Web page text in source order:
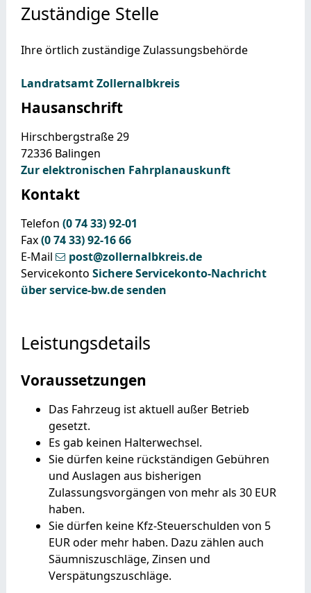
Zuständige Stelle
Ihre örtlich zuständige Zulassungsbehörde
Landratsamt Zollernalbkreis
Hausanschrift
Hirschbergstraße 29
72336 Balingen
Zur elektronischen Fahrplanauskunft
Kontakt
Telefon (07433) 92-01
Fax(07433) 92-1666
E-Mail
post@zollernalbkreis.de
Servicekonto Sichere Servicekonto-Nachricht
über service-bw.de senden
Leistungsdetails
Voraussetzungen
Das Fahrzeug ist aktuell außer Betrieb
gesetzt.
Es gab keinen Halterwechsel.
Sie dürfen keine rückständigen Gebühren
und Auslagen aus bisherigen
Zulassungsvorgängen von mehr als 30 EUR
haben.
Sie dürfen keine Kfz-Steuerschulden von 5
EUR oder mehr haben. Dazu zählen auch
Säumniszuschläge, Zinsen und
Verspätungszuschläge.